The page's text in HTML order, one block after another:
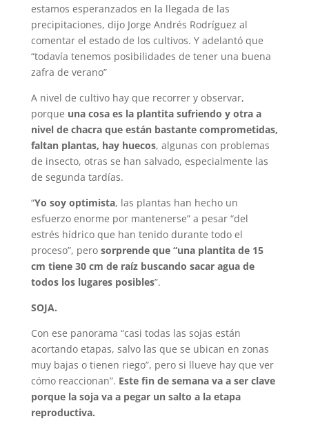
estamos esperanzados en la llegada de las
precipitaciones, dijo Jorge Andrés Rodríguez al
comentar el estado de los cultivos. Y adelantó que
“todavía tenemos posibilidades de tener una buena
zafra de verano”
A nivel de cultivo hay que recorrer y observar,
porque una cosa es la plantita sufriendo y otra a
nivel de chacra que están bastante comprometidas,
faltan plantas, hay huecos, algunas con problemas
de insecto, otras se han salvado, especialmente las
de segunda tardías.
“Yo soy optimista, las plantas han hecho un
esfuerzo enorme por mantenerse” a pesar “del
estrés hídrico que han tenido durante todo el
proceso”, pero sorprende que “una plantita de 15
cm tiene 30 cm de raíz buscando sacar agua de
todos los lugares posibles”.
SOJA.
Con ese panorama “casi todas las sojas están
acortando etapas, salvo las que se ubican en zonas
muy bajas o tienen riego”, pero si llueve hay que ver
cómo reaccionan”. Este fin de semana va a ser clave
porque la soja va a pegar un salto a la etapa
reproductiva.